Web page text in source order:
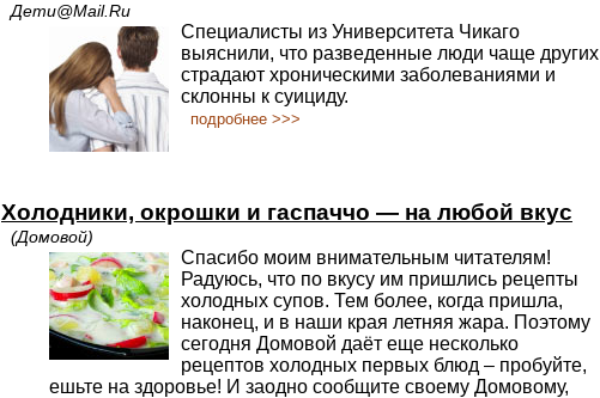
Дети@Mail.Ru
Специалисты из Университета Чикаго
выяснили, что разведенные люди чаще других
страдают хроническими заболеваниями и
склонны к суициду.
подробнее >>>
Холодники, окрошки и гаспаччо — на любой вкус
(Домовой)
Спасибо моим внимательным читателям!
Радуюсь, что по вкусу им пришлись рецепты
холодных супов. Тем более, когда пришла,
наконец, и в наши края летняя жара. Поэтому
сегодня Домовой даёт еще несколько
рецептов холодных первых блюд – пробуйте,
ешьте на здоровье! И заодно сообщите своему Домовому,